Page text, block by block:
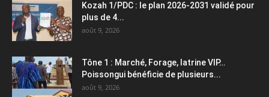
Kozah 1/PDC : le plan 2026-2031 validé pour
plus de 4...
août 9, 2026
Tône 1 : Marché, Forage, latrine VIP…
Poissongui bénéficie de plusieurs...
août 9, 2026